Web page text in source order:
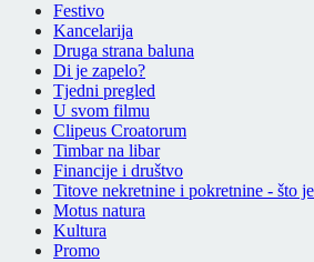
Festivo
Kancelarija
Druga strana baluna
Di je zapelo?
Tjedni pregled
U svom filmu
Clipeus Croatorum
Timbar na libar
Financije i društvo
Titove nekretnine i pokretnine - što
Motus natura
Kultura
Promo